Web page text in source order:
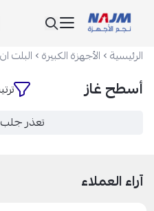
نجم الأجهزة
الرئيسية الأجهزة الكبيرة البلت ان
أسطح غاز
تعذر
آراء العملاء